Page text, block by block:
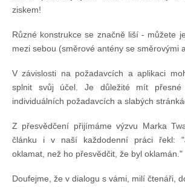
ziskem!
Různé konstrukce se značně liší - můžete
mezi sebou (směrové antény se směrovými
V závislosti na požadavcích a aplikaci
splnit svůj účel. Je důležité mít přesné
individuálních požadavcích a slabých
Z přesvědčení přijímáme výzvu Marka
článku i v naší každodenní práci řekl:
oklamat, než ho přesvědčit, že byl oklamán."
Doufejme, že v dialogu s vámi, milí čtenáři,